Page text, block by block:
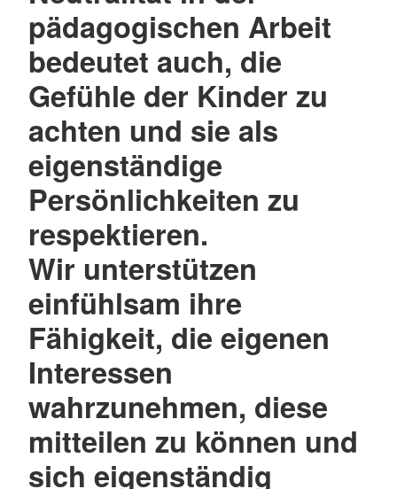
pädagogischen Arbeit
bedeutet auch, die
Gefühle der Kinder zu
achten und sie als
eigenständige
Persönlichkeiten zu
respektieren.
Wir unterstützen
einfühlsam ihre
Fähigkeit, die eigenen
Interessen
wahrzunehmen, diese
mitteilen zu können und
sich eigenständig